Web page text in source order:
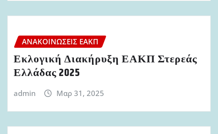
ΑΝΑΚΟΙΝΏΣΕΙΣ ΕΑΚΠ
Εκλογική Διακήρυξη ΕΑΚΠ Στερεάς
Ελλάδας 2025
admin Μαρ 31, 2025